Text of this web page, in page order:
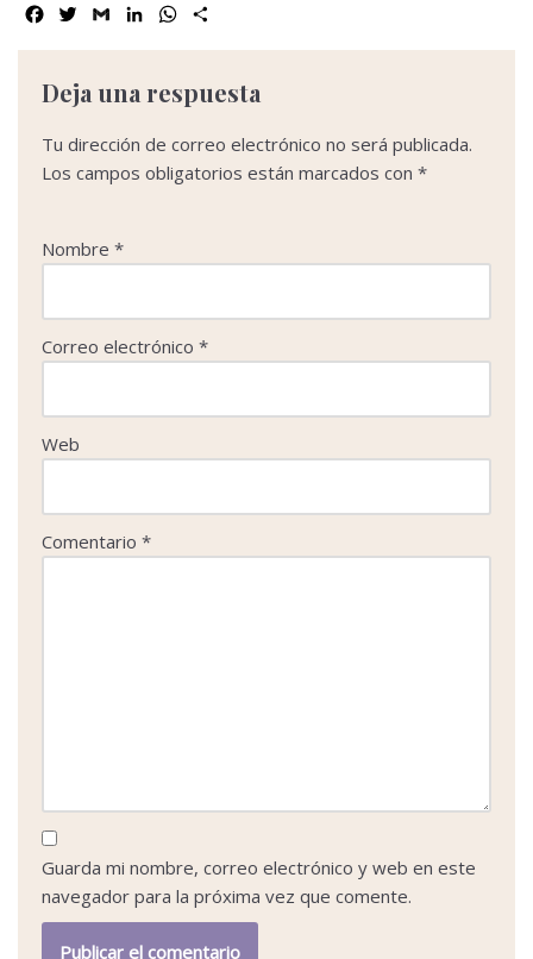
Facebook
TwitterGmailLinkedInWhatsApp
Deja una respuesta
Tu dirección de correo electrónico no será publicada.
Los campos obligatorios están marcados con *
Nombre *
Correo electrónico *
Web
Comentario *
Guarda mi nombre, correo electrónico y web en este
navegador para la próxima vez que comente.